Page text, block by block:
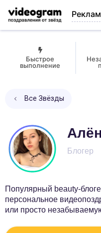
Быстрое
выполнение
Все Звёзды
Блогер
Популярный beauty-
персональное
или просто